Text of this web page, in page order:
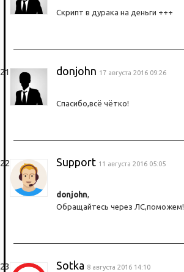
Скрипт в дурака на деньги +++
donjohn 17 августа 2016 09:26
Спасибо,всё чётко!
Support 11 августа 2016 05:05
donjohn,
Обращайтесь через ЛС,поможем!
Sotka 8 августа 2016 14:10